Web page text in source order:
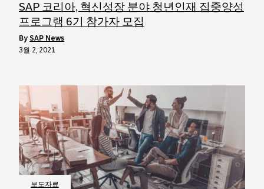
SAP 코리아, 혁신성장 분야 청년인재 집중양성
프로그램 6기 참가자 모집
by SAP News
3월 2, 2021
보도자료